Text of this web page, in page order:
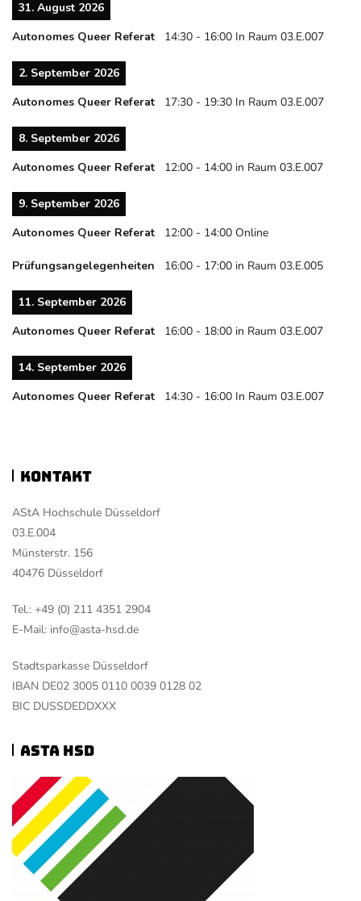
31. August 2026
Autonomes Queer Referat
14:30 - 16:00 In Raum 03.E.007
2. September 2026
Autonomes Queer Referat
17:30 - 19:30 In Raum 03.E.007
8. September 2026
Autonomes Queer Referat
12:00 - 14:00 in Raum 03.E.007
9. September 2026
Autonomes Queer Referat
12:00 - 14:00 Online
Prüfungsangelegenheiten 16:00 - 17:00 in Raum 03.E.005
11. September 2026
Autonomes Queer Referat
16:00 - 18:00 in Raum 03.E.007
14. September 2026
Autonomes Queer Referat
14:30 - 16:00 In Raum 03.E.007
Kontakt
AStA Hochschule Düsseldorf
03.E.004
Münsterstr. 156
40476 Düsseldorf
Tel.: +49 (0) 211 4351 2904
E-Mail: info@asta-hsd.de
Stadtsparkasse Düsseldorf
IBAN DE02 3005 0110 0039 0128 02
BIC DUSSDEDDXXX
ASTA HSD